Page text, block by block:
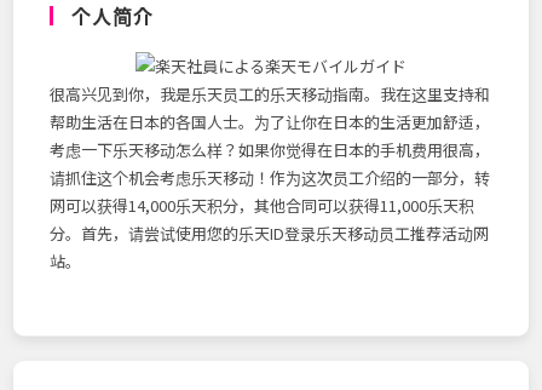
个人简介
很高兴见到你，我是乐天员工的乐天移动指南。我在这里支持和
帮助生活在日本的各国人士。为了让你在日本的生活更加舒适，
考虑一下乐天移动怎么样？如果你觉得在日本的手机费用很高，
请抓住这个机会考虑乐天移动！作为这次员工介绍的一部分，转
网可以获得14,000乐天积分，其他合同可以获得11,000乐天积
分。首先，请尝试使用您的乐天ID登录乐天移动员工推荐活动网
站。